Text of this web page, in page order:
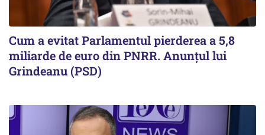
Cum a evitat Parlamentul pierderea a 5,8
miliarde de euro din PNRR. Anunțul lui
Grindeanu (PSD)